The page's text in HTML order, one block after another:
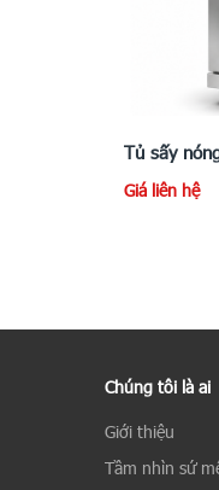
Tủ sấy
Giá liên hệ
Chúng tôi là ai
Giới thiệu
Tầm nhìn sứ